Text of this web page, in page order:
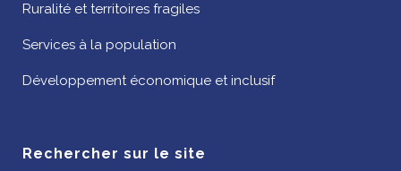
Ruralité et territoires fragiles
Services à la population
Développement économique et inclusif
Rechercher sur le site